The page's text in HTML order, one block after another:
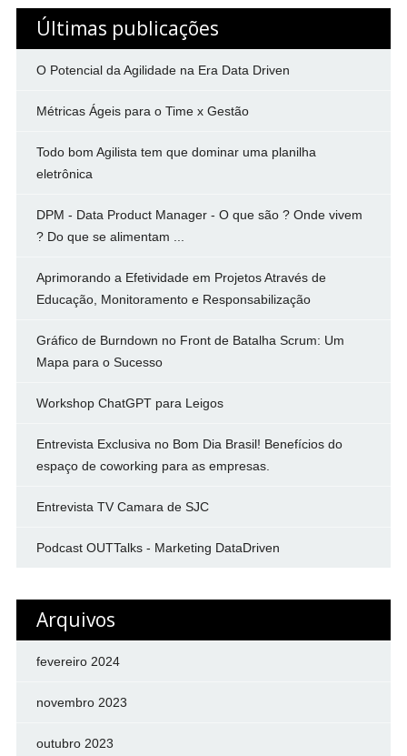
Últimas publicações
O Potencial da Agilidade na Era Data Driven
Métricas Ágeis para o Time x Gestão
Todo bom Agilista tem que dominar uma planilha
eletrônica
DPM - Data Product Manager - O que são ? Onde vivem
? Do que se alimentam ...
Aprimorando a Efetividade em Projetos Através de
Educação, Monitoramento e Responsabilização
Gráfico de Burndown no Front de Batalha Scrum: Um
Mapa para o Sucesso
Workshop ChatGPT para Leigos
Entrevista Exclusiva no Bom Dia Brasil! Benefícios do
espaço de coworking para as empresas.
Entrevista TV Camara de SJC
Podcast OUTTalks - Marketing DataDriven
Arquivos
fevereiro 2024
novembro 2023
outubro 2023